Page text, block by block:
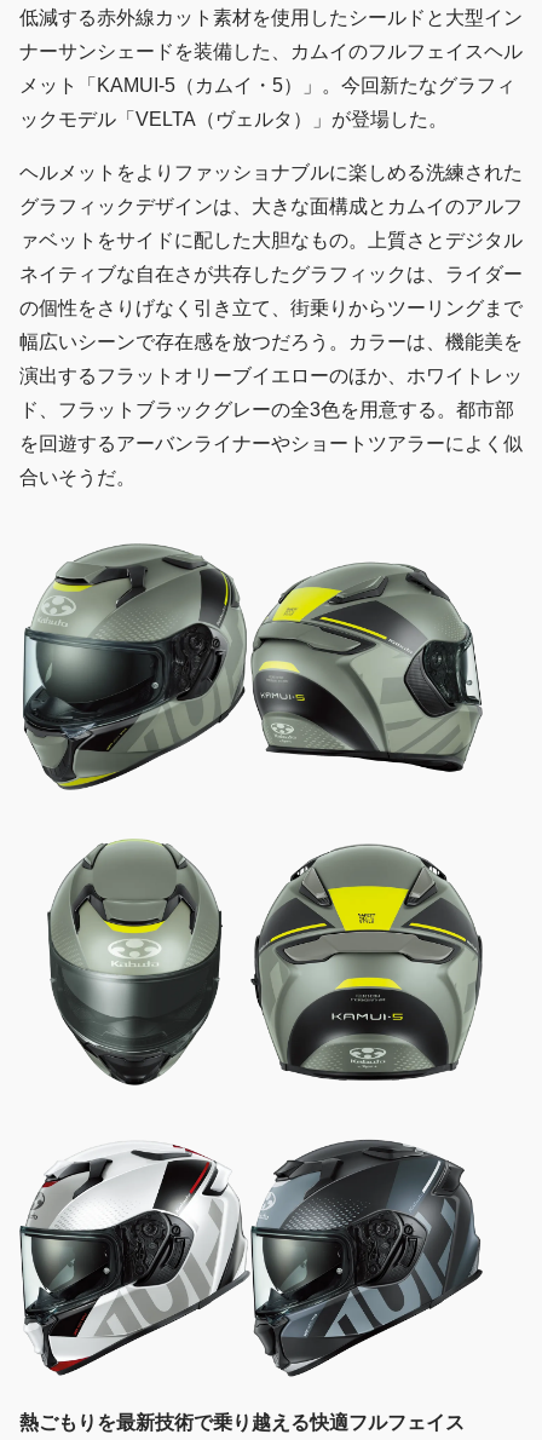
低減する赤外線カット素材を使用したシールドと大型イン
ナーサンシェードを装備した、カムイのフルフェイスヘル
メット「KAMUI-5（カムイ・5）」。今回新たなグラフィ
ックモデル「VELTA（ヴェルタ）」が登場した。
ヘルメットをよりファッショナブルに楽しめる洗練された
グラフィックデザインは、大きな面構成とカムイのアルフ
ァベットをサイドに配した大胆なもの。上質さとデジタル
ネイティブな自在さが共存したグラフィックは、ライダー
の個性をさりげなく引き立て、街乗りからツーリングまで
幅広いシーンで存在感を放つだろう。カラーは、機能美を
演出するフラットオリーブイエローのほか、ホワイトレッ
ド、フラットブラックグレーの全3色を用意する。都市部
を回遊するアーバンライナーやショートツアラーによく似
合いそうだ。
熱ごもりを最新技術で乗り越える快適フルフェイス